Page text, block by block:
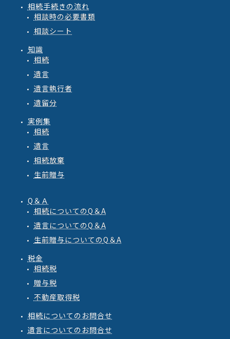
相続手続きの流れ
相談時の必要書類
相談シート
知識
相続
遺言
遺言執行者
遺留分
実例集
相続
遺言
相続放棄
生前贈与
Q＆Ａ
相続についてのQ ＆A
遺言についてのQ ＆A
生前贈与についてのQ ＆A
税金
相続税
贈与税
不動産取得税
相続についてのお問合せ
遺言についてのお問合せ